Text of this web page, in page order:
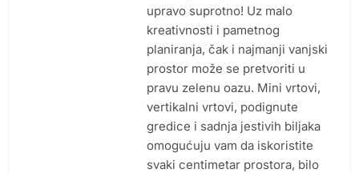
upravo suprotno! Uz malo
kreativnosti i pametnog
planiranja, čak i najmanji vanjski
prostor može se pretvoriti u
pravu zelenu oazu. Mini vrtovi,
vertikalni vrtovi, podignute
gredice i sadnja jestivih biljaka
omogućuju vam da iskoristite
svaki centimetar prostora, bilo